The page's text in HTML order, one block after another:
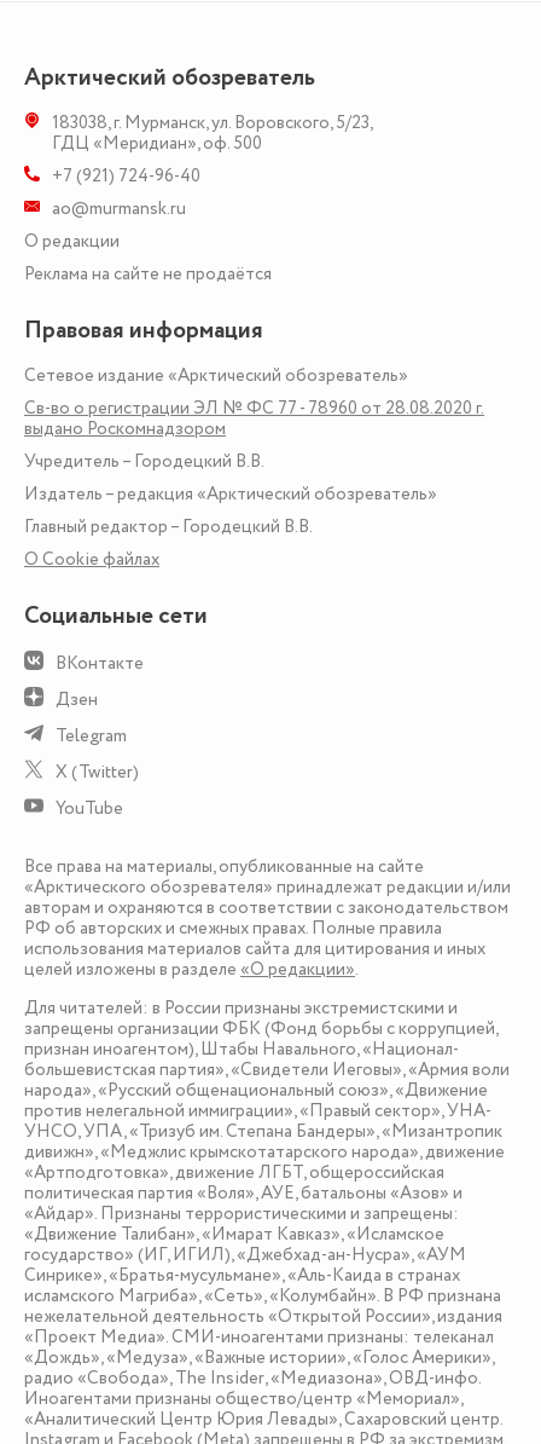
Арктический обозреватель
183038,г. Мурманск,ул. Воровского, 5/23,
ГДЦ «Меридиан», оф. 500
+7 (921) 724-96-40
ao@murmansk.ru
О редакции
Реклама на сайте не продаётся
Правовая информация
Сетевое издание «Арктический обозреватель»
Св-во о регистрации ЭЛ № ФС 77 - 78960 от 28.08.2020 г.
выдано Роскомнадзором
Учредитель – Городецкий В.В.
Издатель – редакция «Арктический обозреватель»
Главный редактор – Городецкий В.В.
О Сookie файлах
Социальные сети
ВКонтакте
Дзен
Telegram
X (Twitter)
YouTube
Все права на материалы, опубликованные на сайте
«Арктического обозревателя» принадлежат редакции и/или
авторам и охраняются в соответствии с законодательством
РФ об авторских и смежных правах. Полные правила
использования материалов сайта для цитирования и иных
целей изложены в разделе«О редакции».
Для читателей: в России признаны экстремистскими и
запрещены организации ФБК (Фонд борьбы с коррупцией,
признан иноагентом), Штабы Навального, «Национал-
большевистская партия», «Свидетели Иеговы», «Армия воли
народа», «Русский общенациональный союз», «Движение
против нелегальной иммиграции», «Правый сектор», УНА-
УНСО, УПА, «Тризуб им. Степана Бандеры», «Мизантропик
дивижн», «Меджлис крымскотатарского народа», движение
«Артподготовка», движение ЛГБТ, общероссийская
политическая партия «Воля», АУЕ, батальоны «Азов» и
«Айдар». Признаны террористическими и запрещены:
«Движение Талибан», «Имарат Кавказ», «Исламское
государство» (ИГ, ИГИЛ), «Джебхад-ан-Нусра», «АУМ
Синрике», «Братья-мусульмане», «Аль-Каида в странах
исламского Магриба», «Сеть», «Колумбайн». В РФ признана
нежелательной деятельность «Открытой России», издания
«Проект Медиа». СМИ-иноагентами признаны: телеканал
«Дождь», «Медуза», «Важные истории», «Голос Америки»,
радио «Свобода», The Insider, «Медиазона», ОВД-инфо.
Иноагентами признаны общество/центр «Мемориал»,
«Аналитический Центр Юрия Левады», Сахаровский центр.